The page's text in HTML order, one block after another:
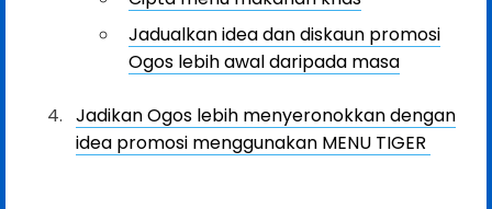
Jadualkan idea dan diskaun promosi
Ogos lebih awal daripada masa
Jadikan Ogos lebih menyeronokkan dengan
idea promosi menggunakan MENU TIGER